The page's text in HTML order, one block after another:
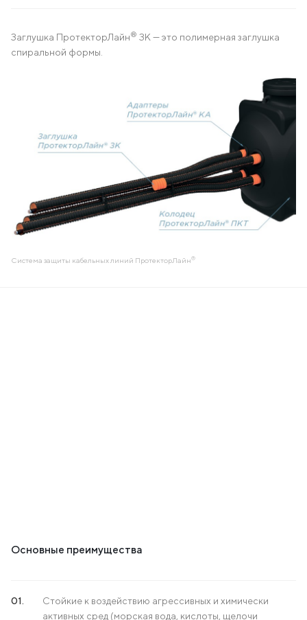
Заглушка ПротекторЛайн® ЗК — это полимерная заглушка
спиральной формы.
Система защиты кабельных линий ПротекторЛайн®
Основные преимущества
Стойкие к воздействию агрессивных и химически
активных сред (морская вода, кислоты, щелочи